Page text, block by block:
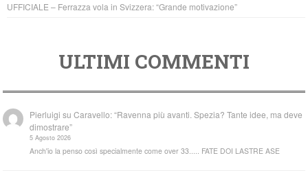
UFFICIALE – Ferrazza vola in Svizzera: “Grande motivazione”
ULTIMI COMMENTI
Pierluigi suCaravello: “Ravenna più avanti. Spezia? Tante idee, ma deve
dimostrare”
5 Agosto 2026
Anch'io la penso così specialmente come over 33..... FATE DOI LASTRE ASE